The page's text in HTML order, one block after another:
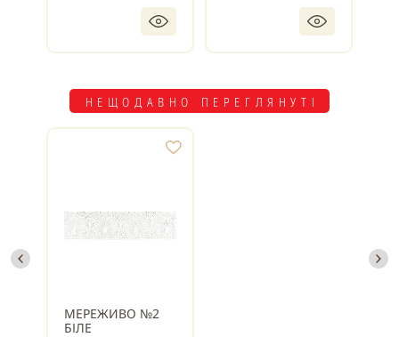
НЕЩОДАВНО ПЕРЕГЛЯНУТІ
МЕРЕЖИВО №2
БІЛЕ